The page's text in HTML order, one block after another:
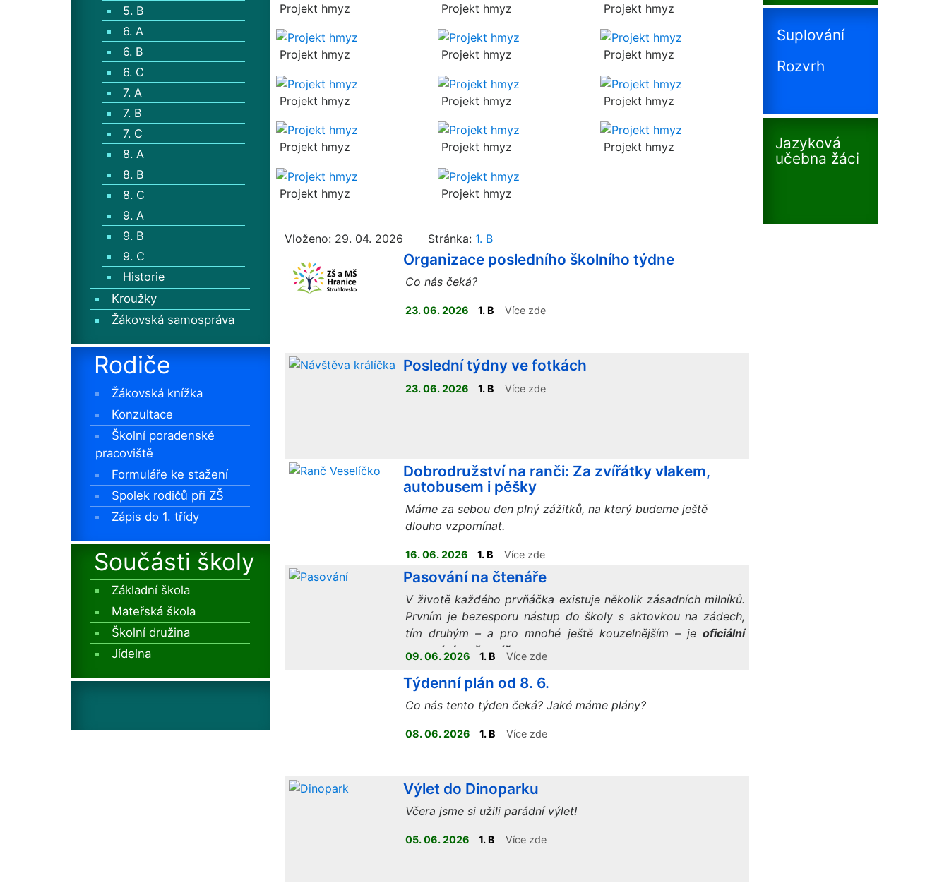
5. B
6. A
6. B
6. C
7. A
7. B
7. C
8. A
8. B
8. C
9. A
9. B
9. C
Historie
Kroužky
Žákovská samospráva
Rodiče
Žákovská knížka
Konzultace
Školní poradenské
pracoviště
Formuláře ke stažení
Spolek rodičů při ZŠ
Zápis do 1. třídy
Součásti školy
Základní škola
Mateřská škola
Školní družina
Jídelna
Projekt hmyz Projekt hmyz Projekt hmyz
Projekt hmyz Projekt hmyz Projekt hmyz
Projekt hmyz Projekt hmyz Projekt hmyz
Projekt hmyz Projekt hmyz Projekt hmyz
Projekt hmyz Projekt hmyz
Vloženo: 29. 04. 2026 Stránka: 1. B
Organizace posledního školního týdne
Co nás čeká?
23. 06. 2026 1. B Více zde
Poslední týdny ve fotkách
23. 06. 2026 1. B Více zde
Dobrodružství na ranči: Za zvířátky vlakem,
autobusem i pěšky
Máme za sebou den plný zážitků, na který budeme ještě
dlouho vzpomínat.
16. 06. 2026 1. B Více zde
Pasování na čtenáře
V životě každého prvňáčka existuje několik zásadních milníků.
Prvním je bezesporu nástup do školy s aktovkou na zádech,
tím druhým – a pro mnohé ještě kouzelnějším – je oficiální
pasování na čtenáře
09. 06. 2026 1. B Více zde
Týdenní plán od 8. 6.
Co nás tento týden čeká? Jaké máme plány?
08. 06. 2026 1. B Více zde
Výlet do Dinoparku
Včera jsme si užili parádní výlet!
05. 06. 2026 1. B Více zde
Suplování
Rozvrh
Jazyková
učebna žáci